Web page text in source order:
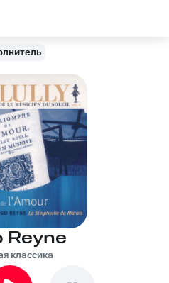
Reyne
классика